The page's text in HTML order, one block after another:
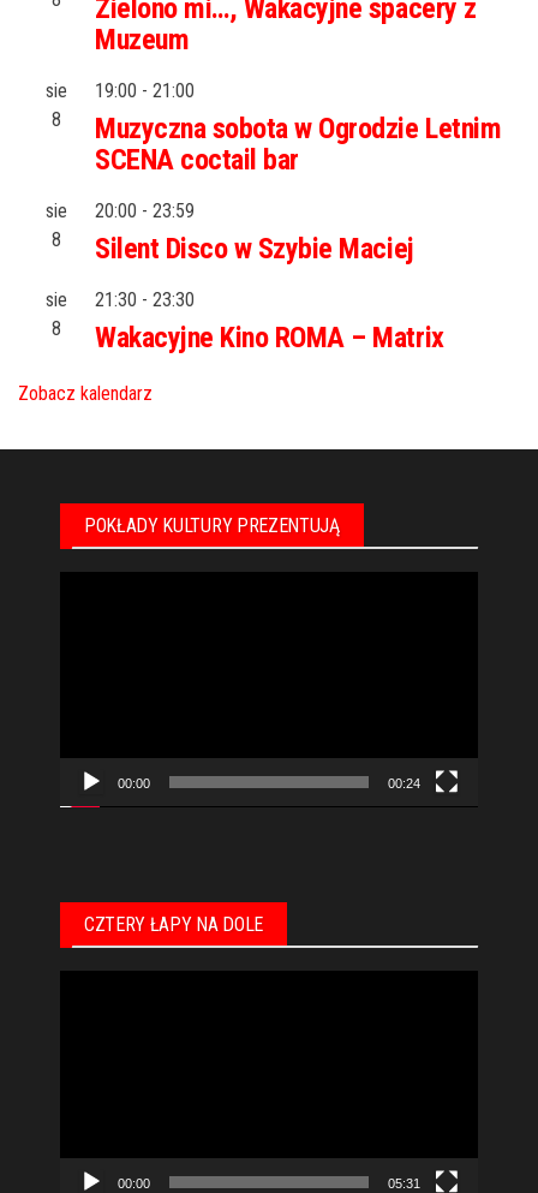
Zielono mi…, Wakacyjne spacery z
Muzeum
sie
8
19:00 - 21:00
Muzyczna sobota w Ogrodzie Letnim
SCENA coctail bar
sie
8
20:00 - 23:59
Silent Disco w Szybie Maciej
sie
8
21:30 - 23:30
Wakacyjne Kino ROMA – Matrix
Zobacz kalendarz
POKŁADY KULTURY PREZENTUJĄ
00:00 00:24
CZTERY ŁAPY NA DOLE
00:00 05:31